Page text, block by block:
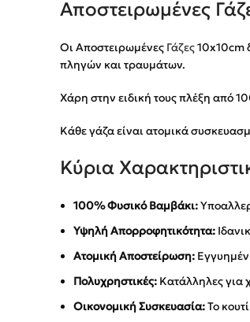
Αποστειρωμένες
Οι Αποστειρωμένες Γάζες10x10cm
πληγών και τραυμάτων.
Χάρη στην ειδική τους πλέξη από
Κάθε γάζα είναι ατομικά
Κύρια
100% Φυσικό Βαμβάκι:
Υψηλή Απορροφητικότητα:
Ατομική Αποστείρωση:
Πολυχρηστικές: Κατάλληλες για
Οικονομική Συσκευασία:Το